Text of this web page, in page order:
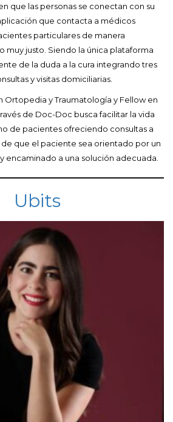
que las personas se conectan con su
que contacta a médicos
particulares de manera
muy justo. Siendo la única plataforma
de la duda a la cura integrando tres
y visitas domiciliarias.
Ortopedia y Traumatología y Fellow en
de Doc-Doc busca facilitar la vida
de pacientes ofreciendo consultas a
de que el paciente sea orientado por un
encaminado a una solución adecuada.
Ubits